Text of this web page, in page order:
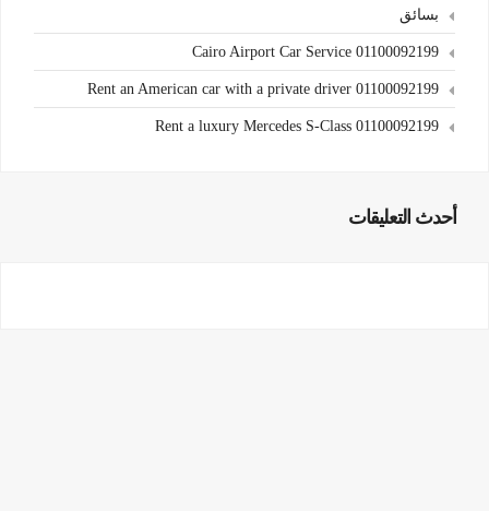
بسائق
Cairo Airport Car Service 01100092199
Rent an American car with a private driver 01100092199
Rent a luxury Mercedes S-Class 01100092199
أحدث التعليقات